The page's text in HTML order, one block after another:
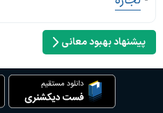
پیشنهاد بهبود معانی